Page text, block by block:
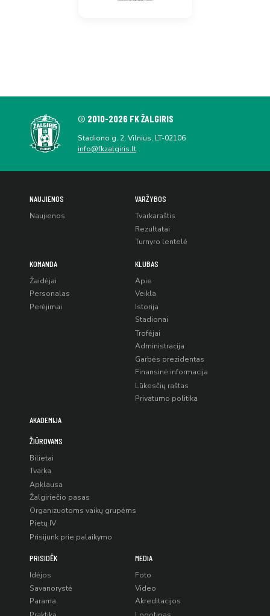
© 2010-2026 FK ŽALGIRIS
Stadiono g. 2, Vilnius, LT-02106
info@fkzalgiris.lt
NAUJIENOS
Naujienos
VARŽYBOS
Tvarkaraštis
Rezultatai
Turnyro lentelė
KOMANDA
Žaidėjai
Personalas
Perėjimai
KLUBAS
Apie
Veikla
Istorija
Stadionai
Trofėjai
Administracija
Garbės prezidentas
Finansinė informacija
Lūkesčių raštas
Privatumo politika
AKADEMIJA
ŽIŪROVAMS
Bilietai
Tvarka
Apklausa
Žalgiriečio pasas
Organizuotoms vaikų grupėms
Pietų IV
Prisijunk prie palaikymo
PRISIDĖK
Idėjos
Savanorystė
Parama
MEDIA
Foto
Video
Akreditacijos